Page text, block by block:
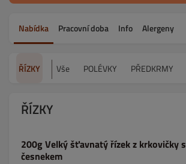
Nabídka Pracovní doba Info Alergeny
ŘÍZKY Vše POLÉVKY PŘEDKRMY
ŘÍZKY
200g Velký šťavnatý řízek z krkovičky s
česnekem